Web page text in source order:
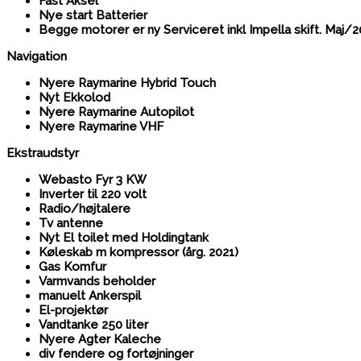
Nye start Batterier
Begge motorer er ny Serviceret inkl Impella skift. Maj/
Navigation
Nyere Raymarine Hybrid Touch
Nyt Ekkolod
Nyere Raymarine Autopilot
Nyere Raymarine VHF
Ekstraudstyr
Webasto Fyr 3 KW
Inverter til 220 volt
Radio/højtalere
Tv antenne
Nyt El toilet med Holdingtank
Køleskab m kompressor (årg. 2021)
Gas Komfur
Varmvands beholder
manuelt Ankerspil
El-projektør
Vandtanke 250 liter
Nyere Agter Kaleche
div fendere og fortøjninger